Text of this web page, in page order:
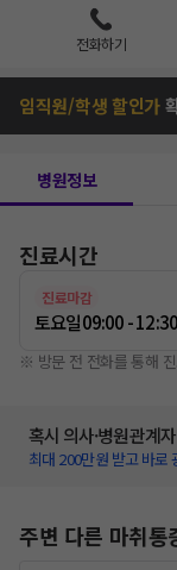
전화하기
임직원/학생 할인가
병원정보
진료시간
진료마감
토요일09:00 - 12:30
※ 방문 전 전화를 통해
혹시 의사·병원관계
최대 200만원 받고 바로
주변 다른 마취통